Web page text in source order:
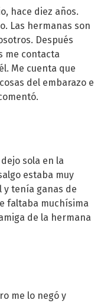
hace diez años.
Las hermanas son
Después
me contacta
Me cuenta que
del embarazo e
sola en la
estaba muy
y tenía ganas de
faltaba muchísima
de la hermana
me lo negó y